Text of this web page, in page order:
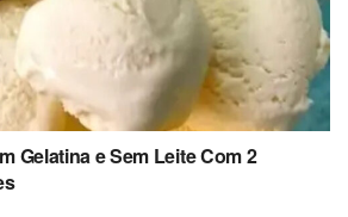
Gelatina e Sem Leite Com 2